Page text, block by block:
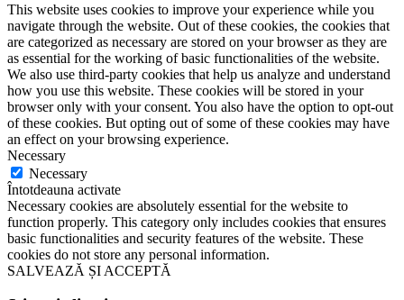
This website uses cookies to improve your experience while you
navigate through the website. Out of these cookies, the cookies that
are categorized as necessary are stored on your browser as they are
as essential for the working of basic functionalities of the website.
We also use third-party cookies that help us analyze and understand
how you use this website. These cookies will be stored in your
browser only with your consent. You also have the option to opt-out
of these cookies. But opting out of some of these cookies may have
an effect on your browsing experience.
Necessary
Necessary
Întotdeauna activate
Necessary cookies are absolutely essential for the website to
function properly. This category only includes cookies that ensures
basic functionalities and security features of the website. These
cookies do not store any personal information.
SALVEAZĂ ȘI ACCEPTĂ